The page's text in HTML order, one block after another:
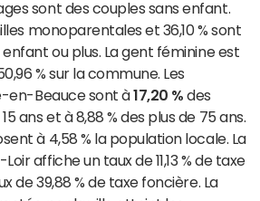
sont des couples sans enfant.
monoparentales et 36,10 % sont
ou plus. La gent féminine est
% sur la commune. Les
en-Beauce sont à17,20 % des
ans et à 8,88 % des plus de 75 ans.
à 4,58 % la population locale. La
affiche un taux de 11,13 % de taxe
de 39,88 % de taxe foncière. La